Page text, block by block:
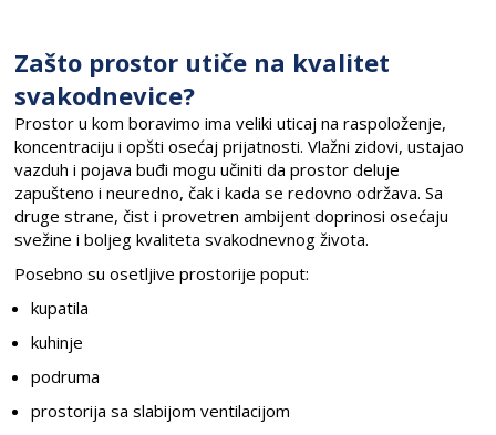
Zašto prostor utiče na kvalitet
svakodnevice?
Prostor u kom boravimo ima veliki uticaj na raspoloženje,
koncentraciju i opšti osećaj prijatnosti. Vlažni zidovi, ustajao
vazduh i pojava buđi mogu učiniti da prostor deluje
zapušteno i neuredno, čak i kada se redovno održava. Sa
druge strane, čist i provetren ambijent doprinosi osećaju
svežine i boljeg kvaliteta svakodnevnog života.
Posebno su osetljive prostorije poput:
kupatila
kuhinje
podruma
prostorija sa slabijom ventilacijom